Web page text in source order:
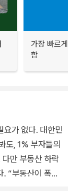
가장 빠르
합
요가 없다. 대한민
도, 1% 부자들의
만 부동산 하락
“부동산이 폭락